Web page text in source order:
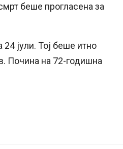
беше прогласена за
јули. Тој беше итно
Почина на 72-годишна